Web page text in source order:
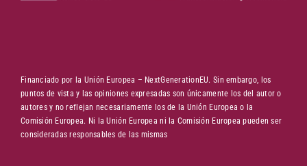
Financiado por la Unión Europea – NextGenerationEU. Sin embargo, los
puntos de vista y las opiniones expresadas son únicamente los del autor o
autores y no reflejan necesariamente los de la Unión Europea o la
Comisión Europea. Ni la Unión Europea ni la Comisión Europea pueden ser
consideradas responsables de las mismas